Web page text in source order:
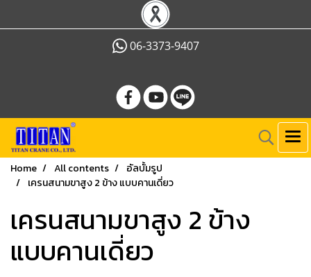
06-3373-9407
Home All contents
อัลบั้มรูป
เครนสนามขาสูง 2 ข้าง แบบคานเดี่ยว
เครนสนามขาสูง 2 ข้าง
แบบคานเดี่ยว